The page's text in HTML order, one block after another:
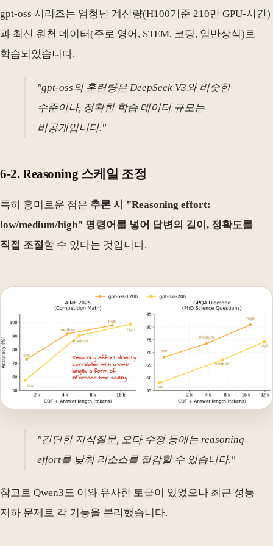
gpt-oss 시리즈는 엄청난 계산량(H100기준 210만 GPU-시간)
과 최신 원천 데이터(주로 영어, STEM, 코딩, 일반상식)로
학습되었습니다.
"gpt-oss의 훈련량은 DeepSeek V3와 비슷한
수준이나, 정확한 학습 데이터 규모는
비공개입니다."
6-2. Reasoning 스케일 조정
특히 흥미로운 점은 추론 시 "Reasoning effort:
low/medium/high" 명령어를 넣어 답변의 길이, 정확도를
직접 조절할 수 있다는 것입니다.
"간단한 지식질문, 오타 수정 등에는 reasoning
effort를 낮춰 리소스를 절감할 수 있습니다."
참고로 Qwen3도 이와 유사한 토글이 있었으나 최근 성능
저하 문제로 각 기능을 분리했습니다.